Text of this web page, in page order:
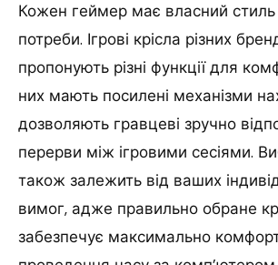
Кожен геймер має власний стиль
потреби. Ігрові крісла різних
пропонують різні функції для
них мають посилені механізми
дозволяють гравцеві зручно
перерви між ігровими сесіями.
також залежить від ваших
вимог, адже правильно обране
забезпечує максимально